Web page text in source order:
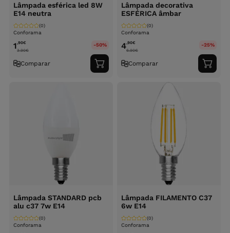
Lâmpada esférica led 8W
E14 neutra
Conforama
(0)
1,90€
3.90€
-50%
Comparar
Adicionar
ao
Lâmpada decorativa
ESFÉRICA âmbar
Conforama
(0)
4,90€
6.90€
-25%
Comparar
ao
Lâmpada STANDARD pcb
alu c37 7w E14
Conforama
(0)
Lâmpada FILAMENTO C37
6w E14
Conforama
(0)